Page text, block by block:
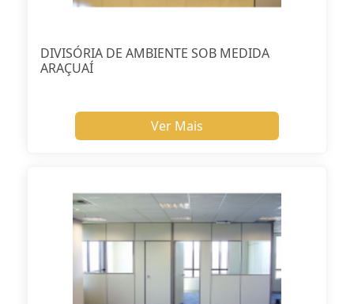
DIVISÓRIA DE AMBIENTE SOB MEDIDA
ARAÇUAÍ
Ver Mais